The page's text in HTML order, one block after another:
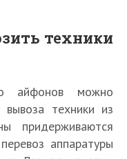
техники
айфонов можно
техники из
аппаратуры